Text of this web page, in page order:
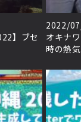
】ブセ
2022/
オキナ
時の熱